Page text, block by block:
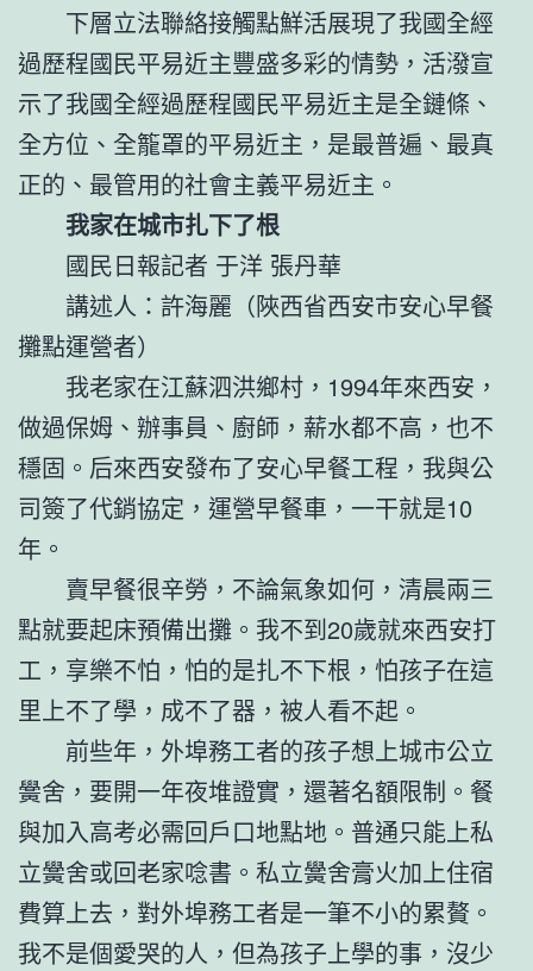
下層立法聯絡接觸點鮮活展現了我國全經
過歷程國民平易近主豐盛多彩的情勢，活潑宣
示了我國全經過歷程國民平易近主是全鏈條、
全方位、全籠罩的平易近主，是最普遍、最真
正的、最管用的社會主義平易近主。
我家在城市扎下了根
國民日報記者 于洋 張丹華
講述人：許海麗（陜西省西安市安心早餐
攤點運營者）
我老家在江蘇泗洪鄉村，1994年來西安，
做過保姆、辦事員、廚師，薪水都不高，也不
穩固。后來西安發布了安心早餐工程，我與公
司簽了代銷協定，運營早餐車，一干就是10
年。
賣早餐很辛勞，不論氣象如何，清晨兩三
點就要起床預備出攤。我不到20歲就來西安打
工，享樂不怕，怕的是扎不下根，怕孩子在這
里上不了學，成不了器，被人看不起。
前些年，外埠務工者的孩子想上城市公立
黌舍，要開一年夜堆證實，還著名額限制。餐
與加入高考必需回戶口地點地。普通只能上私
立黌舍或回老家唸書。私立黌舍膏火加上住宿
費算上去，對外埠務工者是一筆不小的累贅。
我不是個愛哭的人，但為孩子上學的事，沒少